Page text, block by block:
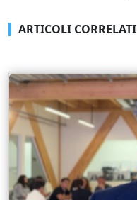
ARTICOLI CORRELATI